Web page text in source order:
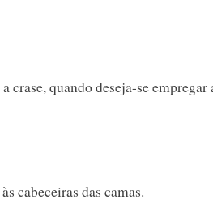
crase, quando deseja-se
cabeceiras das camas.